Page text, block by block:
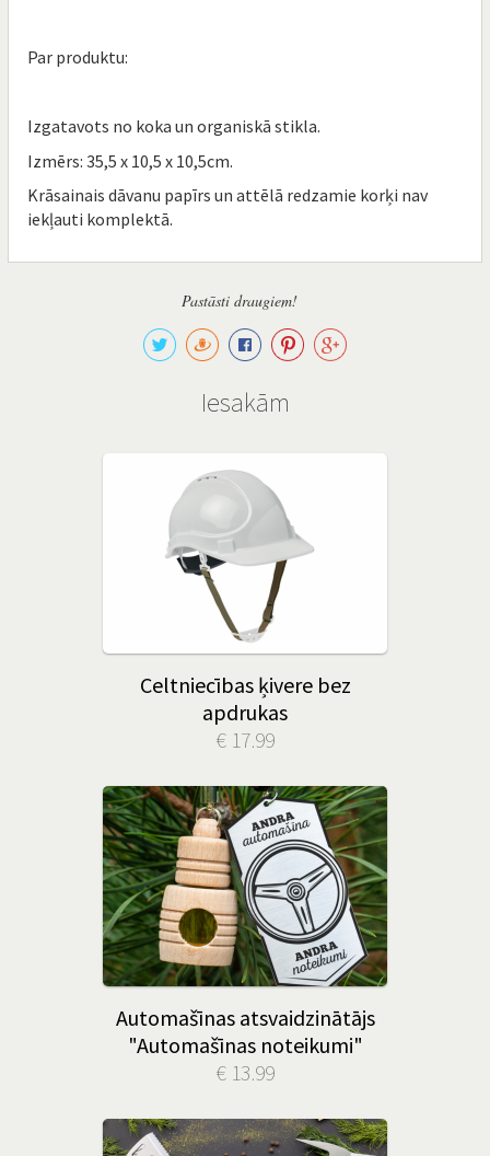
Par produktu:
Izgatavots no koka un organiskā stikla.
Izmērs: 35,5 x 10,5 x 10,5cm.
Krāsainais dāvanu papīrs un attēlā redzamie korķi nav
iekļauti komplektā.
Pastāsti draugiem!
Iesakām
Celtniecības ķivere bez
apdrukas
€ 17.99
Automašīnas atsvaidzinātājs
"Automašīnas noteikumi"
€ 13.99